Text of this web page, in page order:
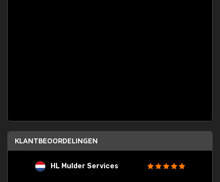
KLANTBEOORDELINGEN
HL Mulder Services